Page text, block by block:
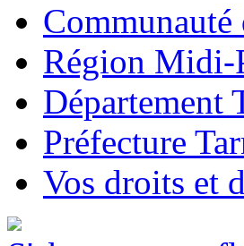
Communauté
Région Midi-
Département
Préfecture
Vos droits et